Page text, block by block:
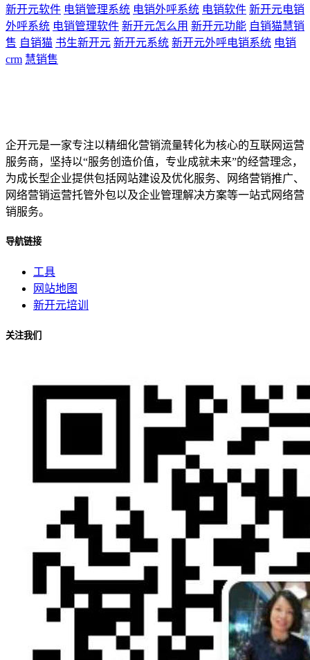
新开元软件 电销管理系统 电销外呼系统 电销软件 新开元电销
外呼系统 电销管理软件 新开元怎么用 新开元功能 自销猫慧销
售 自销猫 书生新开元 新开元系统 新开元外呼电销系统 电销
crm 慧销售
企开元是一家专注以精细化营销流量转化为核心的互联网运营
服务商，坚持以“服务创造价值，专业成就未来”的经营理念，
为成长型企业提供包括网站建设及优化服务、网络营销推广、
网络营销运营托管外包以及企业管理解决方案等一站式网络营
销服务。
导航链接
工具
网站地图
新开元培训
关注我们